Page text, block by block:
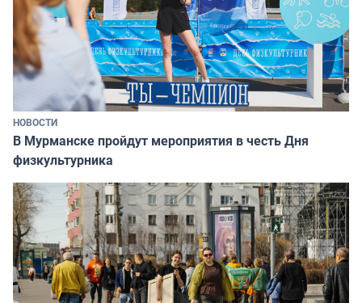
НОВОСТИ
В Мурманске пройдут мероприятия в честь Дня
физкультурника